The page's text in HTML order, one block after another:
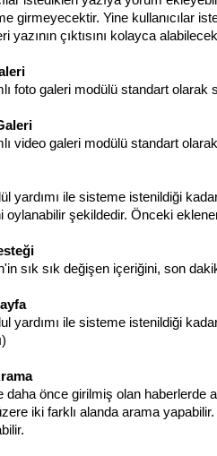
girmeyecektir. Yine kullanıcılar
yazının çıktısını kolayca
foto galeri modülü standart olarak
video galeri modülü standart
yardımı ile sisteme istenildiği
oylanabilir şekildedir. Önceki
sık sık değişen içeriğini, son
yardımı ile sisteme istenildiği
daha önce girilmiş olan haberlerde
iki farklı alanda arama